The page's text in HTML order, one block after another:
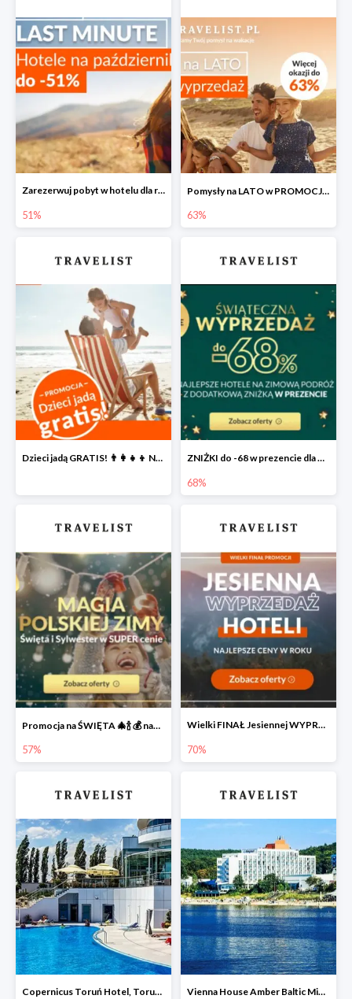
Zarezerwuj pobyt w hotelu dla rodziny do -51% taniej
51%
Pomysły na LATO w PROMOCJI do -63% ☀️
63%
Dzieci jadą GRATIS! 👨‍👩‍👧‍👦 Największa PROMOCJA dla rodzin na Travelist.pl ZNIŻKI do -68 w prezencie dla Ciebie 🎅
68%
Promocja na ŚWIĘTA 🎄🍾 💰 nawet do -57%
57%
Wielki FINAŁ Jesiennej WYPRZEDAŻY Hoteli 🔥
70%
Copernicus Toruń Hotel, Toruń -46% Vienna House Amber Baltic Miedzyzdroje -27%